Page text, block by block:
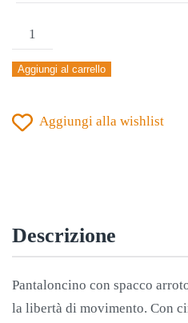
PANTALONCINO
DONNA
JOMA
II
Aggiungi al carrello
Aggiungi alla wishlist
Descrizione
Pantaloncino con spacco
la libertà di movimento. Con